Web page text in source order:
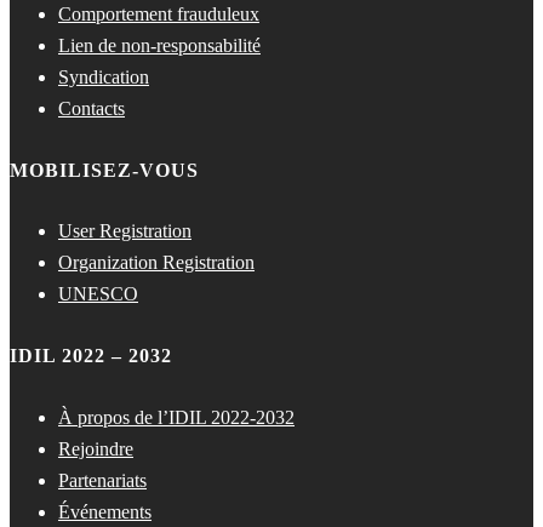
Comportement frauduleux
Lien de non-responsabilité
Syndication
Contacts
MOBILISEZ-VOUS
User Registration
Organization Registration
UNESCO
IDIL 2022 – 2032
À propos de l’IDIL 2022-2032
Rejoindre
Partenariats
Événements